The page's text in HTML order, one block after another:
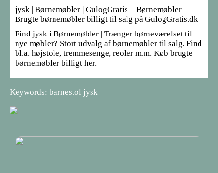
jysk | Børnemøbler | GulogGratis – Børnemøbler –
Brugte børnemøbler billigt til salg på GulogGratis.dk
Find jysk i Børnemøbler | Trænger børneværelset til
nye møbler? Stort udvalg af børnemøbler til salg. Find
bl.a. højstole, tremmesenge, reoler m.m. Køb brugte
børnemøbler billigt her.
Keywords: barnestol jysk